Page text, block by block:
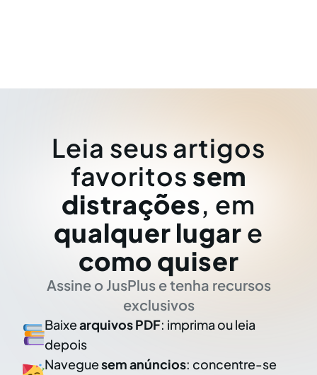
Leia seus artigos
favoritos sem
distrações, em
qualquer lugar e
como quiser
Assine o JusPlus e tenha recursos
exclusivos
Baixearquivos PDF: imprima ou leia
depois
Naveguesem anúncios: concentre-se